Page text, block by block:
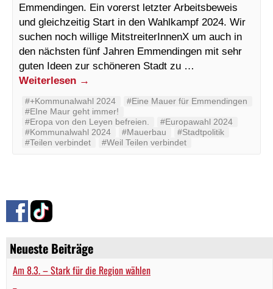
Neueste Beiträge
Am 8.3. – Stark für die Region wählen
Emmendingen. Ein vorerst letzter Arbeitsbeweis
und gleichzeitig Start in den Wahlkampf 2024. Wir
suchen noch willige MitstreiterInnenX um auch in
den nächsten fünf Jahren Emmendingen mit sehr
guten Ideen zur schöneren Stadt zu …
Weiterlesen →
#+Kommunalwahl 2024
#Eine Mauer für Emmendingen
#EIne Maur geht immer!
#Eropa von den Leyen befreien.
#Europawahl 2024
#Kommunalwahl 2024
#Mauerbau
#Stadtpolitik
#Teilen verbindet
#Weil Teilen verbindet